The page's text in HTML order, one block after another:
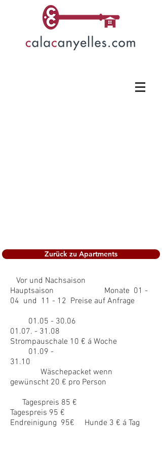
Zurück zu Apartments
Vor und Nachsaison
Hauptsaison Monate 01 -
04 und 11 - 12 Preise auf Anfrage
01.05 - 30.06
01.07. - 31.08
Strompauschale 10 € á Woche
01.09 -
31.10
Wäschepacket wenn
gewünscht 20 € pro Person
Tagespreis 85 €
Tagespreis 95 €
Endreinigung 95€ Hunde 3 € á Tag